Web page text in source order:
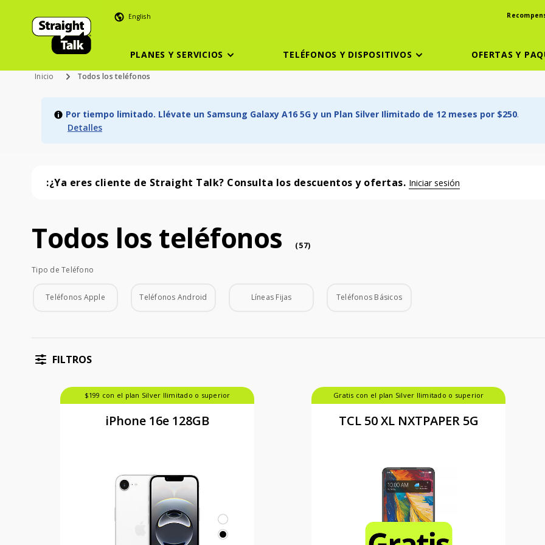
English
PLANES Y SERVICIOS TELÉFONOS Y DISPOSITIVOS OFERTAS Y
Inicio Todos los teléfonos
Por tiempo limitado. Llévate un Samsung Galaxy A16 5G y un Plan Silver Ilimitado de 12 meses por $250.
Detalles
:¿Ya eres cliente de Straight Talk? Consulta los descuentos y ofertas. Iniciar sesión
Todos los teléfonos (57 phone )
Todos los teléfonos (57)
Tipo de Teléfono
Tipo de Teléfono
Teléfonos Apple Teléfonos Android Líneas Fijas Teléfonos Básicos
FILTROS
$199 con el plan Silver Ilimitado o superior
iPhone 16e 128GB
Gratis con el plan Silver Ilimitado o superior
TCL 50 XL NXTPAPER 5G